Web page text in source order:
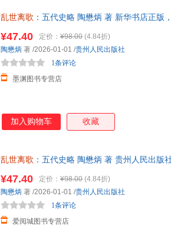
乱世离歌 ：五代史略 陶懋炳 著 新华书店正版
¥47.40 定价： ¥98.00 (4.84折)
墨渊图书专营店
1条评论
陶懋炳 著 /2026-01-01 /贵州人民出版社
加入购物车 收藏
乱世离歌 ：五代史略 陶懋炳 著 贵州人民出版
¥47.40 定价： ¥98.00 (4.84折)
爱阅城图书专营店
1条评论
陶懋炳 著 /2026-01-01 /贵州人民出版社